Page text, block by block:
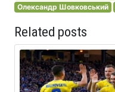
Олександр Шовковський
Related posts